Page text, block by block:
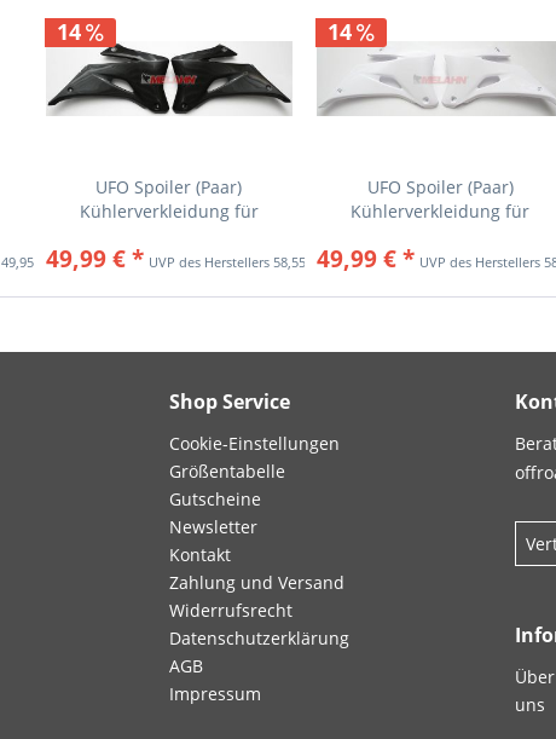
49,95 € *
14
UFO Spoiler (Paar)
Kühlerverkleidung für
49,99 € * 58,55 € *
14
UFO Spoiler (Paar)
Kühlerverkleidung für
49,99 € *
Shop Service
Cookie-Einstellungen
Größentabelle
Gutscheine
Newsletter
Kontakt
Zahlung und Versand
Widerrufsrecht
Datenschutzerklärung
AGB
Impressum
Über
uns